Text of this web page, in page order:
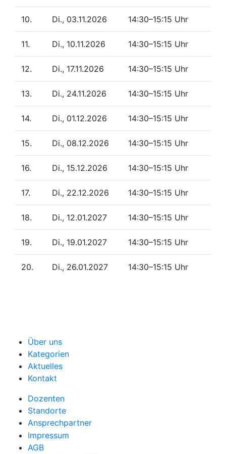
10. Di., 03.11.2026 14:30–15:15 Uhr
11. Di., 10.11.2026 14:30–15:15 Uhr
12. Di., 17.11.2026 14:30–15:15 Uhr
13. Di., 24.11.2026 14:30–15:15 Uhr
14. Di., 01.12.2026 14:30–15:15 Uhr
15. Di., 08.12.2026 14:30–15:15 Uhr
16. Di., 15.12.2026 14:30–15:15 Uhr
17. Di., 22.12.2026 14:30–15:15 Uhr
18. Di., 12.01.2027 14:30–15:15 Uhr
19. Di., 19.01.2027 14:30–15:15 Uhr
20. Di., 26.01.2027 14:30–15:15 Uhr
Über uns
Kategorien
Aktuelles
Kontakt
Dozenten
Standorte
Ansprechpartner
Impressum
AGB